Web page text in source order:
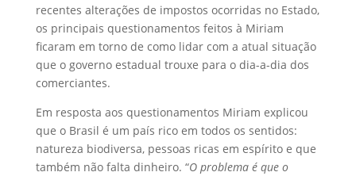
recentes alterações de impostos ocorridas no Estado,
os principais questionamentos feitos à Miriam
ficaram em torno de como lidar com a atual situação
que o governo estadual trouxe para o dia-a-dia dos
comerciantes.
Em resposta aos questionamentos Miriam explicou
que o Brasil é um país rico em todos os sentidos:
natureza biodiversa, pessoas ricas em espírito e que
também não falta dinheiro. “O problema é que o